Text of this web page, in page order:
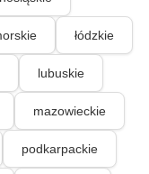
łódzkie
lubuskie
mazowieckie
podkarpackie